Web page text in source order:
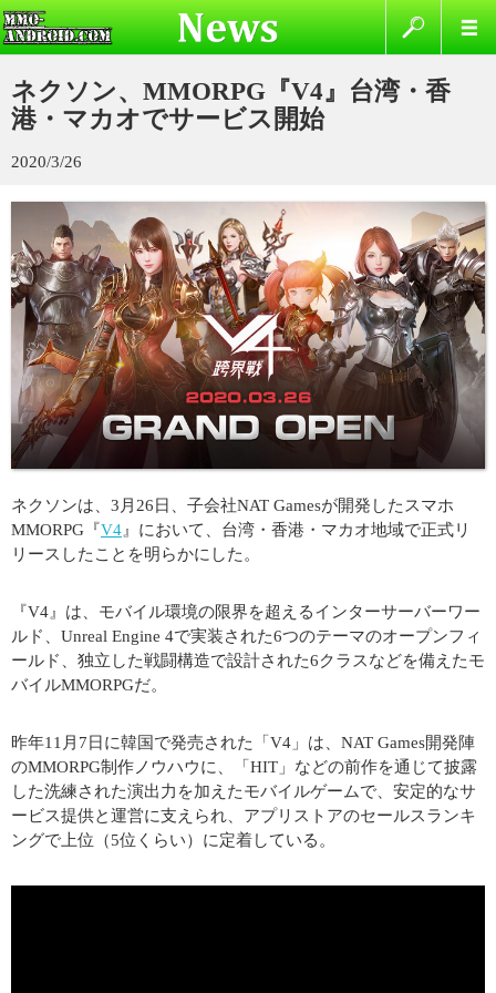
ネクソン、MMORPG『V4』台湾・香
港・マカオでサービス開始
2020/3/26
ネクソンは、3月26日、子会社NAT Gamesが開発したスマホ
MMORPG『V4 』において、台湾・香港・マカオ地域で正式リ
リースしたことを明らかにした。
『V4』は、モバイル環境の限界を超えるインターサーバーワー
ルド、Unreal Engine 4で実装された6つのテーマのオープンフィ
ールド、独立した戦闘構造で設計された6クラスなどを備えたモ
バイルMMORPGだ。
昨年11月7日に韓国で発売された「V4」は、NAT Games開発陣
のMMORPG制作ノウハウに、「HIT」などの前作を通じて披露
した洗練された演出力を加えたモバイルゲームで、安定的なサ
ービス提供と運営に支えられ、アプリストアのセールスランキ
ングで上位（5位くらい）に定着している。